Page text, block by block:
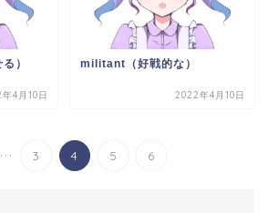
）
4月10日
militant（好戦的な）
2022年4月10日
... 3 4 5 6